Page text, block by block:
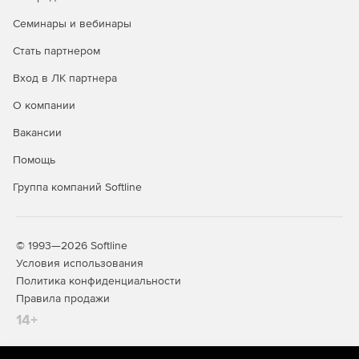
носителе до 15 рабочих дней.
Купите «Сканер-ВС» у официального дилера Softline
Store по доступной цене.
Семинары и вебинары
Стать партнером
Вход в ЛК партнера
О компании
Вакансии
Помощь
Группа компаний Softline
© 1993—2026 Softline
Условия использования
Политика конфиденциальности
Правила продажи
14+